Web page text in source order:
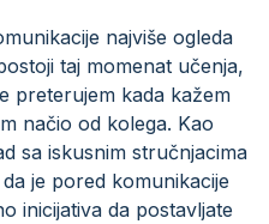
najviše ogleda
taj momenat učenja,
preterujem kada kažem
načio od kolega. Kao
sa iskusnim stručnjacima
je pored komunikacije
inicijativa da postavljate